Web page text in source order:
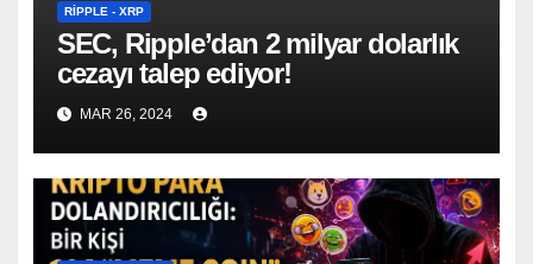
RIPPLE - XRP
SEC, Ripple’dan 2 milyar dolarlık
cezayı talep ediyor!
MAR 26, 2024